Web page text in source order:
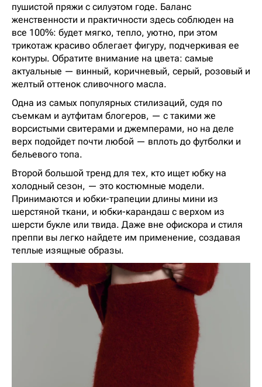
пушистой пряжи с силуэтом годе. Баланс
женственности и практичности здесь соблюден на
все 100%: будет мягко, тепло, уютно, при этом
трикотаж красиво облегает фигуру, подчеркивая ее
контуры. Обратите внимание на цвета: самые
актуальные — винный, коричневый, серый, розовый и
желтый оттенок сливочного масла.
Одна из самых популярных стилизаций, судя по
съемкам и аутфитам блогеров, — с такими же
ворсистыми свитерами и джемперами, но на деле
верх подойдет почти любой — вплоть до футболки и
бельевого топа.
Второй большой тренд для тех, кто ищет юбку на
холодный сезон, — это костюмные модели.
Принимаются и юбки-трапеции длины мини из
шерстяной ткани, и юбки-карандаш с верхом из
шерсти букле или твида. Даже вне офискора и стиля
преппи вы легко найдете им применение, создавая
теплые изящные образы.